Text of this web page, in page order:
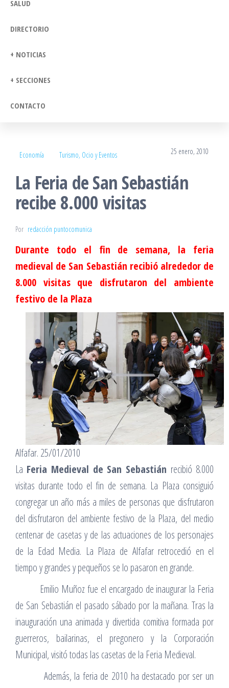
SALUD
DIRECTORIO
+ NOTICIAS
+ SECCIONES
CONTACTO
Economía Turismo, Ocio y Eventos 25 enero, 2010
La Feria de San Sebastián
recibe 8.000 visitas
Por redacción puntocomunica
Durante todo el fin de semana, la feria
medieval de San Sebastián recibió alrededor de
8.000 visitas que disfrutaron del ambiente
festivo de la Plaza
Alfafar. 25/01/2010
La Feria Medieval de San Sebastián recibió 8.000
visitas durante todo el fin de semana. La Plaza consiguió
congregar un año más a miles de personas que disfrutaron
del disfrutaron del ambiente festivo de la Plaza, del medio
centenar de casetas y de las actuaciones de los personajes
de la Edad Media. La Plaza de Alfafar retrocedió en el
tiempo y grandes y pequeños se lo pasaron en grande.
Emilio Muñoz fue el encargado de inaugurar la Feria
de San Sebastián el pasado sábado por la mañana. Tras la
inauguración una animada y divertida comitiva formada por
guerreros, bailarinas, el pregonero y la Corporación
Municipal, visitó todas las casetas de la Feria Medieval.
Además, la feria de 2010 ha destacado por ser un